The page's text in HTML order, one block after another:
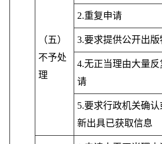
（五）
不予处
理
2.重复申请
3.要求提供公开出版
4.无正当理由大量反
请
5.要求行政机关确认
新出具已获取信息